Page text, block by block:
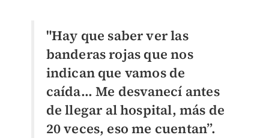
"Hay que saber ver las
banderas rojas que nos
indican que vamos de
caída... Me desvanecí antes
de llegar al hospital, más de
20 veces, eso me cuentan”.